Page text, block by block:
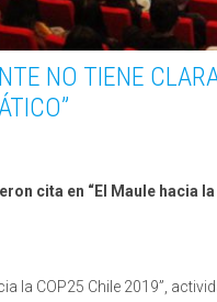
NO TIENE
cita en “El Maule hacia la
la COP25 Chile 2019”,